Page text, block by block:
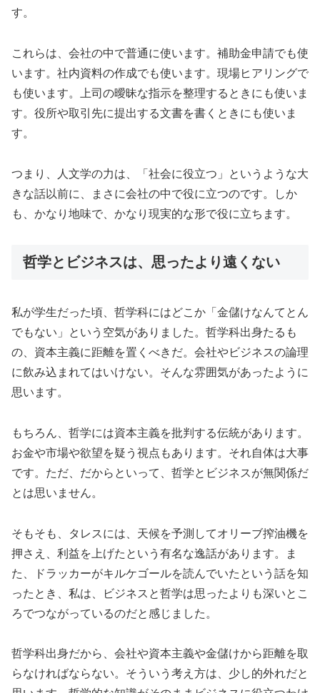
す。
これらは、会社の中で普通に使います。補助金申請でも使
います。社内資料の作成でも使います。現場ヒアリングで
も使います。上司の曖昧な指示を整理するときにも使いま
す。役所や取引先に提出する文書を書くときにも使いま
す。
つまり、人文学の力は、「社会に役立つ」というような大
きな話以前に、まさに会社の中で役に立つのです。しか
も、かなり地味で、かなり現実的な形で役に立ちます。
哲学とビジネスは、思ったより遠くない
私が学生だった頃、哲学科にはどこか「金儲けなんてとん
でもない」という空気がありました。哲学科出身たるも
の、資本主義に距離を置くべきだ。会社やビジネスの論理
に飲み込まれてはいけない。そんな雰囲気があったように
思います。
もちろん、哲学には資本主義を批判する伝統があります。
お金や市場や欲望を疑う視点もあります。それ自体は大事
です。ただ、だからといって、哲学とビジネスが無関係だ
とは思いません。
そもそも、タレスには、天候を予測してオリーブ搾油機を
押さえ、利益を上げたという有名な逸話があります。ま
た、ドラッカーがキルケゴールを読んでいたという話を知
ったとき、私は、ビジネスと哲学は思ったよりも深いとこ
ろでつながっているのだと感じました。
哲学科出身だから、会社や資本主義や金儲けから距離を取
らなければならない。そういう考え方は、少し的外れだと